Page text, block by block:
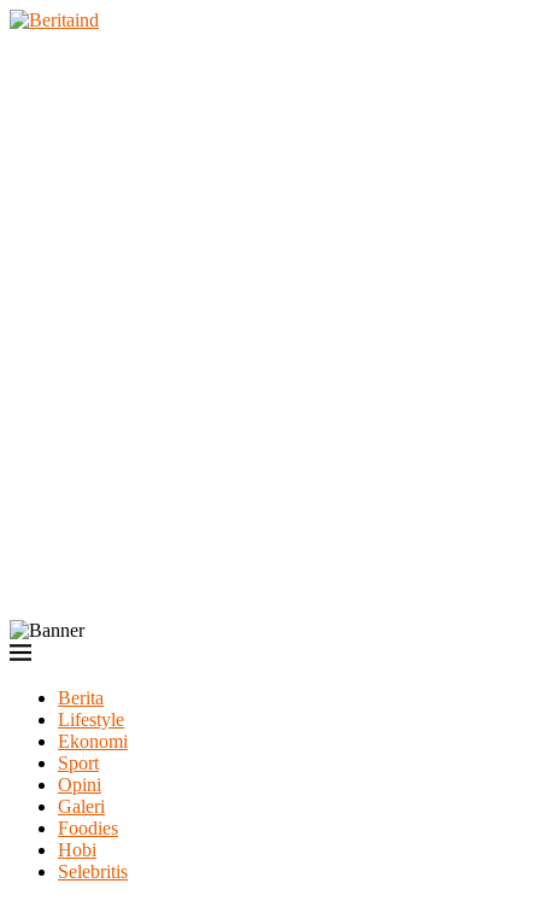
Berita
Lifestyle
Ekonomi
Sport
Opini
Galeri
Foodies
Hobi
Selebritis